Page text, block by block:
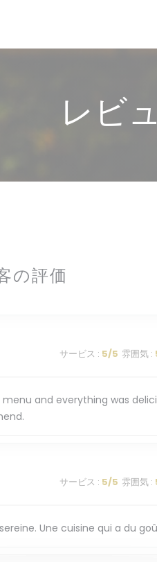
レビ
の評価
サービス : 5/5 雰囲気 :
and everything was
サービス : 5/5 雰囲気 :
Une cuisine qui a du